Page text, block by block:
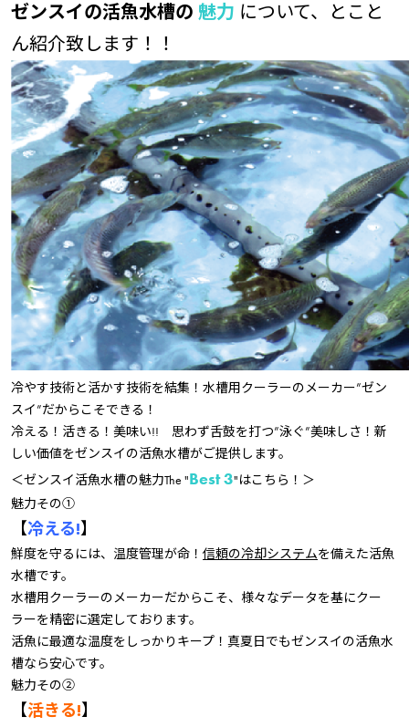
ゼンスイの活魚水槽の 魅力 について、とこと
ん紹介致します！！
冷やす技術と活かす技術を結集！水槽用クーラーのメーカー”ゼン
スイ”だからこそできる！
冷える！活きる！美味い!! 思わず舌鼓を打つ”泳ぐ”美味しさ！新
しい価値をゼンスイの活魚水槽がご提供します。
＜ゼンスイ活魚水槽の魅力The "Best 3"はこちら！＞
魅力その①
【冷える!】
鮮度を守るには、温度管理が命！ 信頼の冷却システムを備えた活魚
水槽です。
水槽用クーラーのメーカーだからこそ、様々なデータを基にクー
ラーを精密に選定しております。
活魚に最適な温度をしっかりキープ！真夏日でもゼンスイの活魚水
槽なら安心です。
魅力その②
【活きる!】